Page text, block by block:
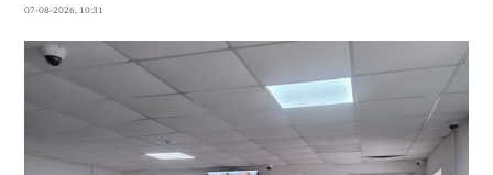
07-08-2026, 10:31